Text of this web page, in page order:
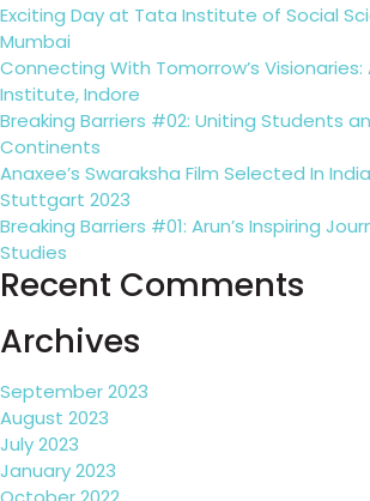
Exciting Day at Tata Institute of Social
Mumbai
Connecting With Tomorrow’s
Institute, Indore
Breaking Barriers #02: Uniting Students
Continents
Anaxee’s Swaraksha Film Selected In
Stuttgart 2023
Breaking Barriers #01: Arun’s Inspiring
Studies
Recent Comments
Archives
September 2023
August 2023
July 2023
January 2023